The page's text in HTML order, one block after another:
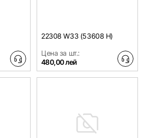
22308 W33 (53608 H)
Цена за шт.:
480,00 лей